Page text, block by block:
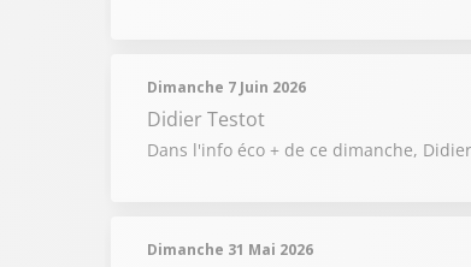
Dimanche 7 Juin 2026
Didier Testot
Dans l'info éco + de ce dimanche,
Dimanche 31 Mai 2026